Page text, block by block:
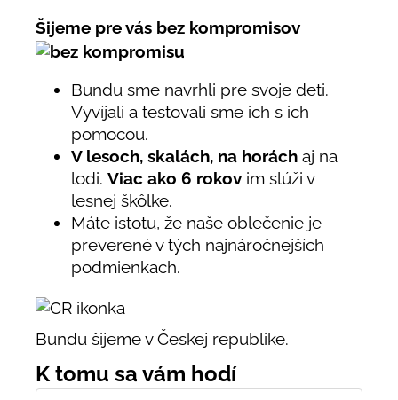
Šijeme pre vás bez kompromisov
Bundu sme navrhli pre svoje deti.
Vyvíjali a testovali sme ich s ich
pomocou.
V lesoch, skalách, na horách aj na
lodi. Viac ako 6 rokovim slúži v
lesnej škôlke.
Máte istotu, že naše oblečenie je
preverené v tých najnáročnejších
podmienkach.
Bundu šijeme v Českej republike.